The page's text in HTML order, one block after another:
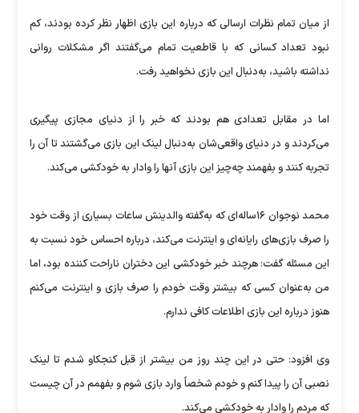
از میان تمام نظرات ارسالی که درباره این بازی اظهار نظر کرده بودند، کم
نبود تعداد کسانی که با قاطعیت تمام می‌گفتند اگر مشکلات روانی
نداشته باشید، به‌دنبال این بازی نخواهید رفت.
اما در مقابل تعدادی هم بودند که خبر را از دنیای مجازی پیگیری
می‌کردند و در دنیای واقعی‌شان به‌دنبال لینک این بازی می‌گشتند تا آن را
تجربه کنند و بفهمند چه‌چیز این بازی آنها را وادار به خودکشی می‌کند.
محمد نوجوان ۱۶ساله‌ای که به‌گفته والدینش ساعات بسیاری از وقت خود
را صرف بازی‌های رایانه‌ای و اینترنت می‌کند، درباره احساس خود نسبت به
این مسئله گفت: هرچند خبر خودکشی این دختران ناراحت کننده بود، اما
من به‌عنوان کسی که بیشتر وقت خودم را صرف بازی و اینترنت می‌کنم
هنوز درباره این بازی اطلاعات کافی ندارم.
وی افزود: حتی در این چند روز من بیشتر از قبل کنجکاو شدم تا لینک
نصبی آن را پیدا کنم و خودم شخصاً وارد بازی شوم و بفهمم در آن چیست
که مردم را وادار به خودکشی می‌کند.